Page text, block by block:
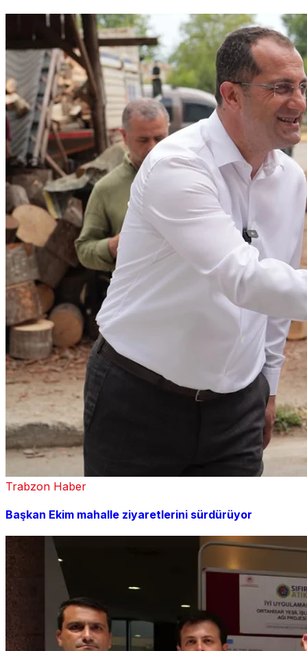
Trabzon Haber
Başkan Ekim mahalle ziyaretlerini sürdürüyor